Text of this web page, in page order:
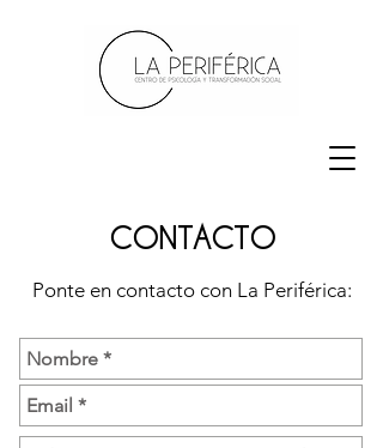
CONTACTO
Ponte en contacto con La Periférica: